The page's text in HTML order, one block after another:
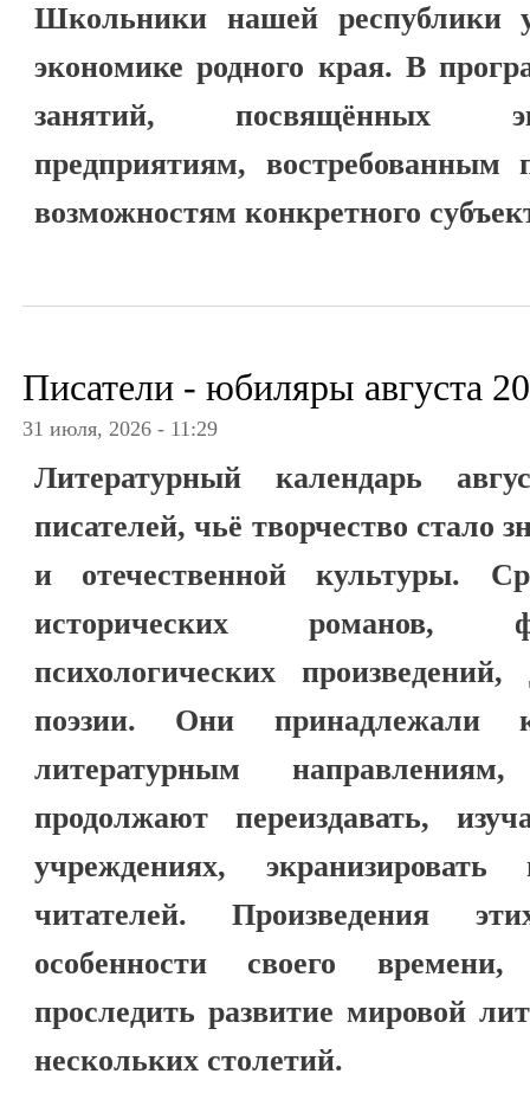
Школьники нашей республики
экономике родного края. В
занятий, посвящённых
предприятиям, востребованным
возможностям конкретного
Писатели - юбиляры августа
31 июля, 2026 - 11:29
Литературный календарь
писателей, чьё творчество стало
и отечественной культуры.
исторических романов,
психологических
поэзии. Они
литературным
продолжают переиздавать,
учреждениях,
читателей. Произведения
особенности своего
проследить развитие мировой
нескольких столетий.